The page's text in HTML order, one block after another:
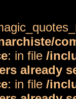
: in file /
already
: in file /